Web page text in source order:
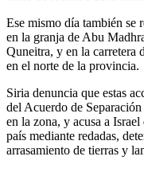
Ese mismo día también se
en la granja de Abu
Quneitra, y en la carretera
en el norte de la provincia.
Siria denuncia que estas
del Acuerdo de
en la zona, y acusa a
país mediante redadas,
arrasamiento de tierras y